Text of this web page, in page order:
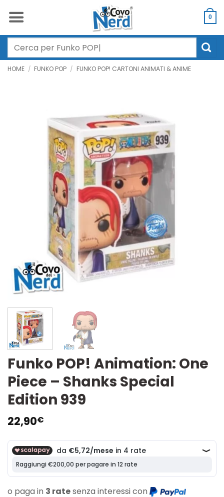
0
Cerca:
HOME / FUNKO POP / FUNKO POP! CARTONI ANIMATI & ANIME
Funko POP! Animation: One
Piece – Shanks Special
Edition 939
22,90€
o paga in 3 ratesenza interessi con